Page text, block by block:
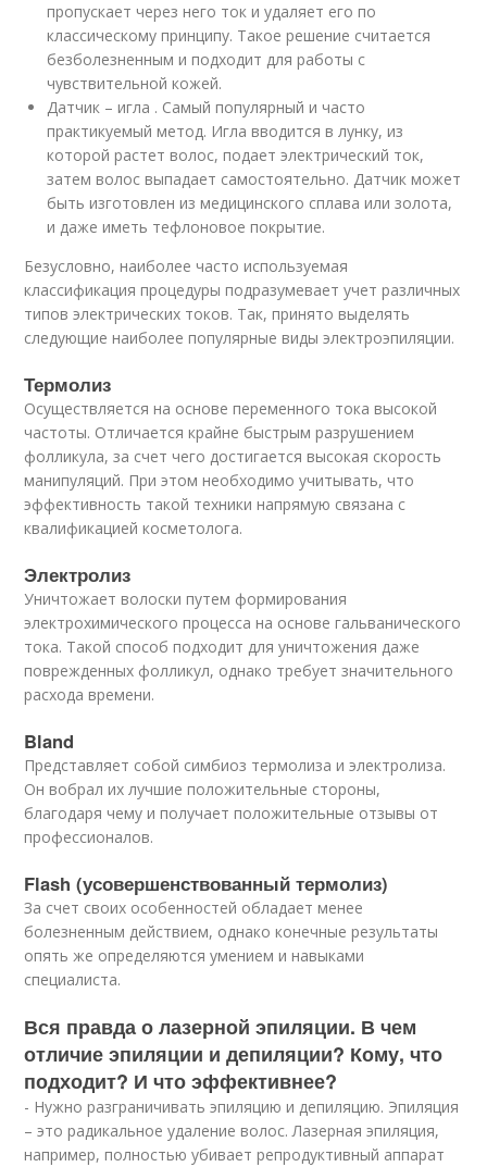
пропускает через него ток и удаляет его по
классическому принципу. Такое решение считается
безболезненным и подходит для работы с
чувствительной кожей.
Датчик – игла . Самый популярный и часто
практикуемый метод. Игла вводится в лунку, из
которой растет волос, подает электрический ток,
затем волос выпадает самостоятельно. Датчик может
быть изготовлен из медицинского сплава или золота,
и даже иметь тефлоновое покрытие.
Безусловно, наиболее часто используемая
классификация процедуры подразумевает учет различных
типов электрических токов. Так, принято выделять
следующие наиболее популярные виды электроэпиляции.
Термолиз
Осуществляется на основе переменного тока высокой
частоты. Отличается крайне быстрым разрушением
фолликула, за счет чего достигается высокая скорость
манипуляций. При этом необходимо учитывать, что
эффективность такой техники напрямую связана с
квалификацией косметолога.
Электролиз
Уничтожает волоски путем формирования
электрохимического процесса на основе гальванического
тока. Такой способ подходит для уничтожения даже
поврежденных фолликул, однако требует значительного
расхода времени.
Bland
Представляет собой симбиоз термолиза и электролиза.
Он вобрал их лучшие положительные стороны,
благодаря чему и получает положительные отзывы от
профессионалов.
Flash (усовершенствованный термолиз)
За счет своих особенностей обладает менее
болезненным действием, однако конечные результаты
опять же определяются умением и навыками
специалиста.
Вся правда о лазерной эпиляции. В чем
отличие эпиляции и депиляции? Кому, что
подходит? И что эффективнее?
- Нужно разграничивать эпиляцию и депиляцию. Эпиляция
– это радикальное удаление волос. Лазерная эпиляция,
например, полностью убивает репродуктивный аппарат